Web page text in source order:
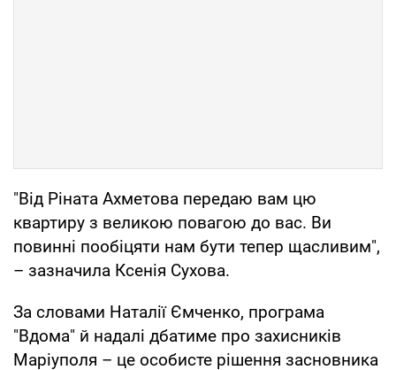
"Від Ріната Ахметова передаю вам цю
квартиру з великою повагою до вас. Ви
повинні пообіцяти нам бути тепер щасливим",
– зазначила Ксенія Сухова.
За словами Наталії Ємченко, програма
"Вдома" й надалі дбатиме про захисників
Маріуполя – це особисте рішення засновника